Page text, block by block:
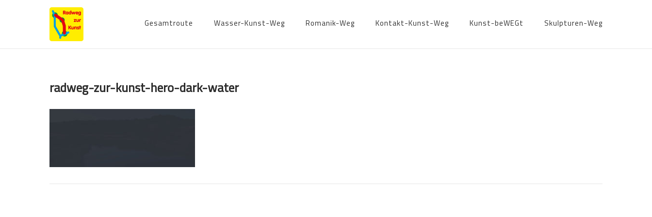
Gesamtroute Wasser-Kunst-Weg Romanik-Weg Kontakt-Kunst-Weg Kunst-beWEGt Skulpturen-Weg
radweg-zur-kunst-hero-dark-water